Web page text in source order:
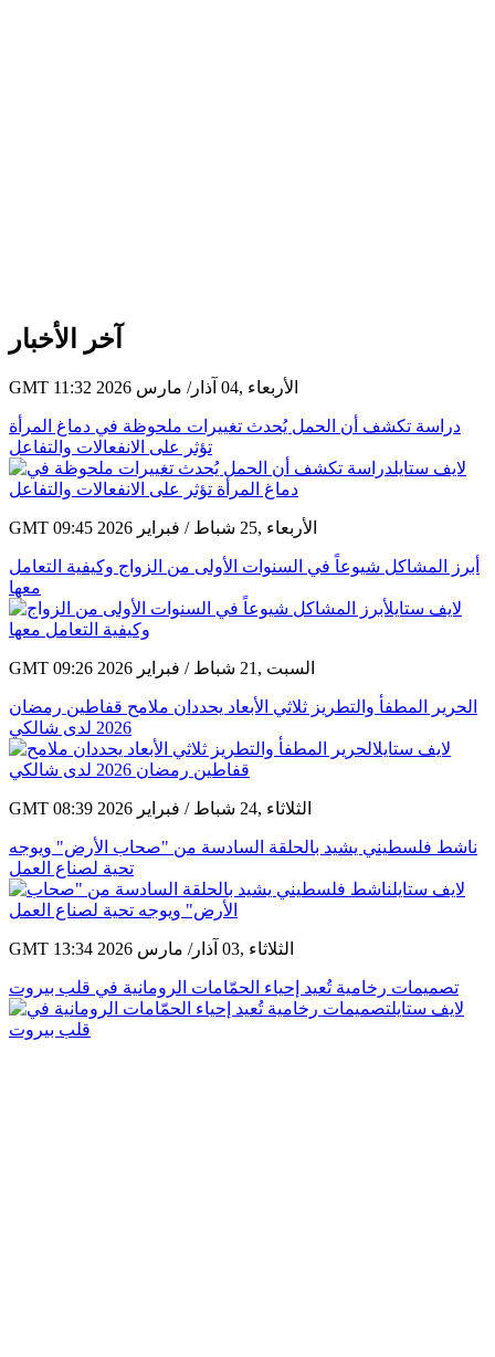
آخر الأخبار
GMT 11:32 2026 الأربعاء ,04 آذار/ مارس
دراسة تكشف أن الحمل يُحدث تغييرات ملحوظة في دماغ المرأة
تؤثر على الانفعالات والتفاعل
GMT 09:45 2026 الأربعاء ,25 شباط / فبراير
أبرز المشاكل شيوعاً في السنوات الأولى من الزواج وكيفية التعامل
معها
GMT 09:26 2026 السبت ,21 شباط / فبراير
الحرير المطفأ والتطريز ثلاثي الأبعاد يحددان ملامح قفاطين رمضان
2026 لدى شالكي
GMT 08:39 2026 الثلاثاء ,24 شباط / فبراير
ناشط فلسطيني يشيد بالحلقة السادسة من "صحاب الأرض" ويوجه
تحية لصناع العمل
GMT 13:34 2026 الثلاثاء ,03 آذار/ مارس
تصميمات رخامية تُعيد إحياء الحمّامات الرومانية في قلب بيروت